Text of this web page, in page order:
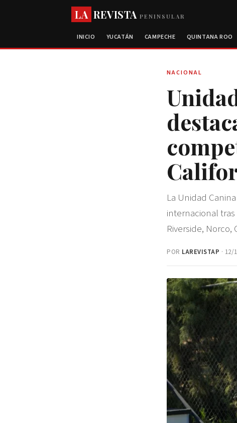
LA REVISTAPENINSULAR
INICIO YUCATÁN CAMPECHE QUINTANA ROO
NACIONAL
La Unidad
internacional
Riverside, Norco,
POR LAREVISTAP · 12/